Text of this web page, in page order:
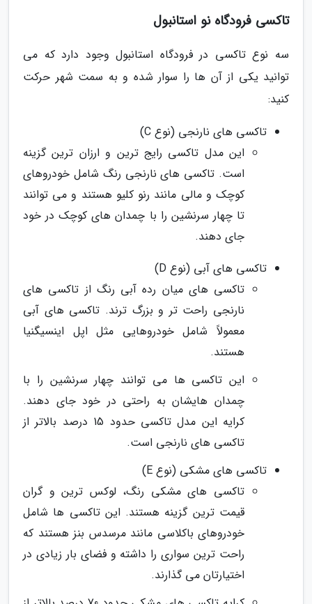
تاکسی فرودگاه نو استانبول
سه نوع تاکسی در فرودگاه استانبول وجود دارد که می
توانید یکی از آن ها را سوار شده و به سمت شهر حرکت
کنید:
تاکسی های نارنجی (نوع C)
این مدل تاکسی رایج ترین و ارزان ترین گزینه
است. تاکسی های نارنجی رنگ شامل خودروهای
کوچک و مالی مانند رنو کلیو هستند و می توانند
تا چهار سرنشین را با چمدان های کوچک در خود
جای دهند.
تاکسی های آبی (نوع D)
تاکسی های میان رده آبی رنگ از تاکسی های
نارنجی راحت تر و بزرگ ترند. تاکسی های آبی
معمولاً شامل خودروهایی مثل اپل اینسیگنیا
هستند.
این تاکسی ها می توانند چهار سرنشین را با
چمدان هایشان به راحتی در خود جای دهند.
کرایه این مدل تاکسی حدود 15 درصد بالاتر از
تاکسی های نارنجی است.
تاکسی های مشکی (نوع E)
تاکسی های مشکی رنگ، لوکس ترین و گران
قیمت ترین گزینه هستند. این تاکسی ها شامل
خودروهای باکلاسی مانند مرسدس بنز هستند که
راحت ترین سواری را داشته و فضای بار زیادی در
اختیارتان می گذارند.